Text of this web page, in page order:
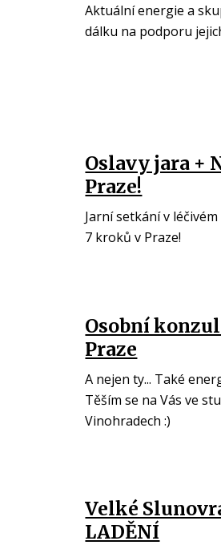
Aktuální energie a
dálku na podporu
Oslavy jara +
Praze!
Jarní setkání v
7 kroků v Praze!
Osobní
Praze
A nejen ty... Také
Těším se na Vás ve
Vinohradech :)
Velké
LADĚNÍ